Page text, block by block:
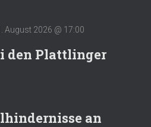
August 2026 @ 17:00
den Plattlinger
an